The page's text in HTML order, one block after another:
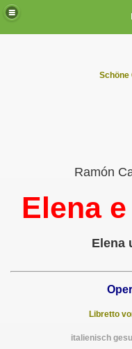
Schöne
Ramón
Elena
Elena
Libretto
italienisch